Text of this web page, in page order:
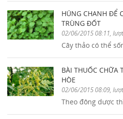
HÚNG CHANH ĐỂ
TRÙNG ĐỐT
02/06/2015 08:11,
Cây thảo có thể
BÀI THUỐC CHỮA
HÒE
02/06/2015 08:09,
Theo đông dược